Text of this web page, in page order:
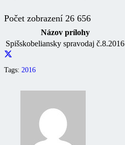
Počet zobrazení 26 656
Názov prílohy
Spišskobeliansky spravodaj č.8.2016
Tags: 2016